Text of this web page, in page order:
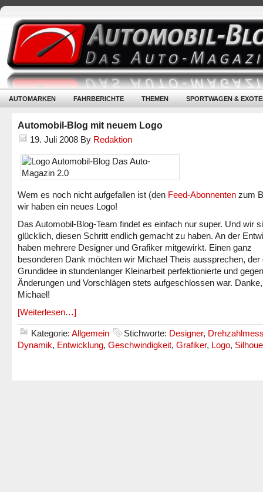
AUTOMARKEN FAHRBERICHTE THEMEN SPORTWAGEN &
Automobil-Blog mit neuem Logo
19. Juli 2008 By Redaktion
Wem es noch nicht aufgefallen ist (den Feed-Abonnenten zum
wir haben ein neues Logo!
Das Automobil-Blog-Team findet es einfach nur super. Und wir
glücklich, diesen Schritt endlich gemacht zu haben. An der
haben mehrere Designer und Grafiker mitgewirkt. Einen ganz
besonderen Dank möchten wir Michael Theis aussprechen, der
Grundidee in stundenlanger Kleinarbeit perfektionierte und
Änderungen und Vorschlägen stets aufgeschlossen war. Danke,
Michael!
[Weiterlesen…]
Kategorie: Allgemein Stichworte: Designer,
Dynamik, Entwicklung, Geschwindigkeit, Grafiker, Logo,